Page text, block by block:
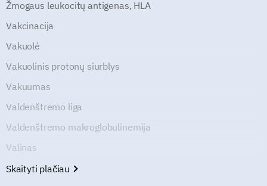
Žmogaus leukocitų antigenas, HLA
Vakcinacija
Vakuolė
Vakuolinis protonų siurblys
Vakuumas
Valdenštremo liga
Valdenštremo makroglobulinemija
Valinas
Skaityti plačiau